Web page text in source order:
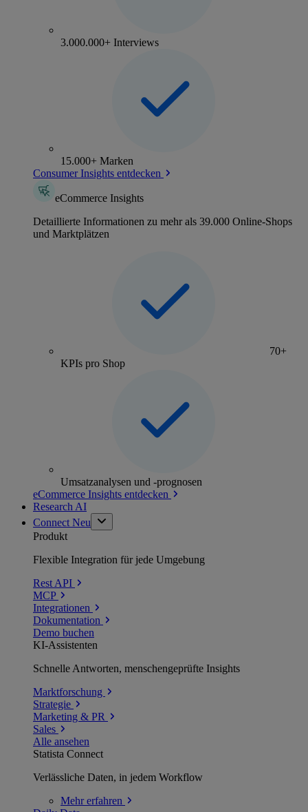
3.000.000+ Interviews
15.000+ Marken
Consumer Insights entdecken
eCommerce Insights
Detaillierte Informationen zu mehr als 39.000 Online-Shops
und Marktplätzen
70+
KPIs pro Shop
Umsatzanalysen und -prognosen
eCommerce Insights entdecken
Research AI
Connect Neu
Produkt
Flexible Integration für jede Umgebung
Rest API
MCP
Integrationen
Dokumentation
Demo buchen
KI-Assistenten
Schnelle Antworten, menschengeprüfte Insights
Marktforschung
Strategie
Marketing & PR
Sales
Alle ansehen
Statista Connect
Verlässliche Daten, in jedem Workflow
Mehrerfahren